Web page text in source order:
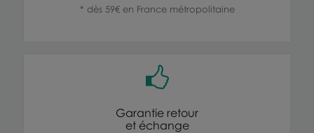
* dès 59€ en France métropolitaine
Garantie retour
et échange